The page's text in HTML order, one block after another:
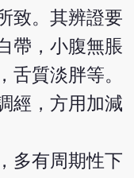
致。其辨證要
帶，小腹無脹
舌質淡胖等。
經，方用加減
多有周期性下